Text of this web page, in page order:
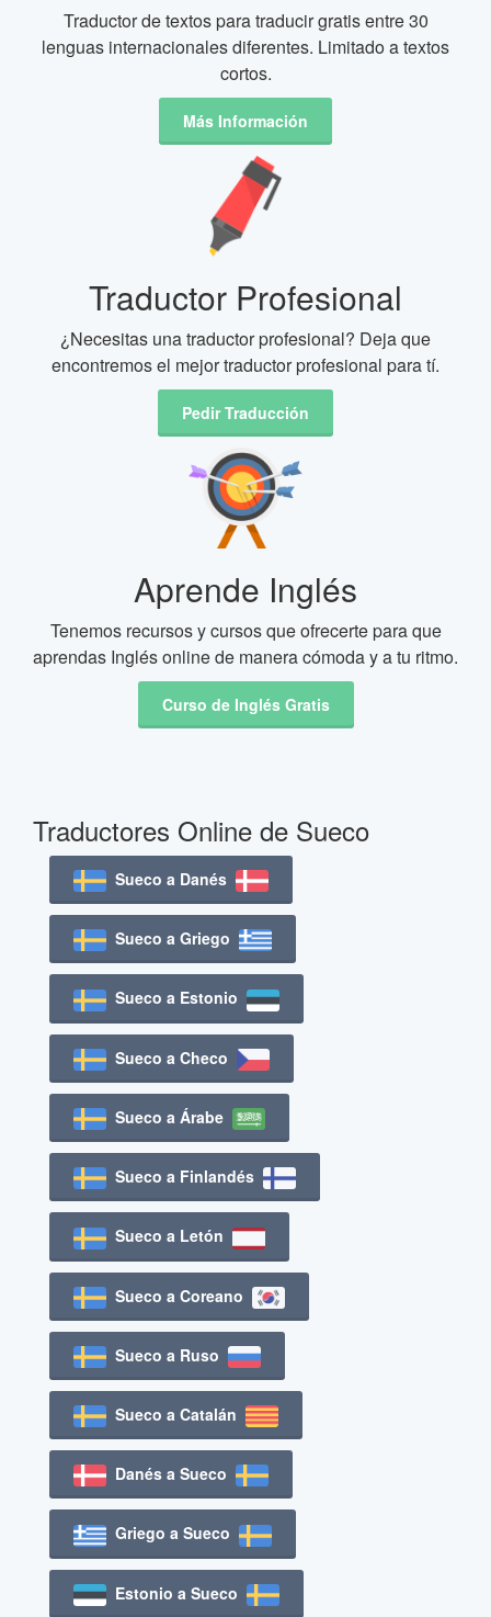
Traductor de textos para traducir gratis entre 30
lenguas internacionales diferentes. Limitado a textos
cortos.
Más Información
Traductor Profesional
¿Necesitas una traductor profesional? Deja que
encontremos el mejor traductor profesional para tí.
Pedir Traducción
Aprende Inglés
Tenemos recursos y cursos que ofrecerte para que
aprendas Inglés online de manera cómoda y a tu ritmo.
Curso de Inglés Gratis
Traductores Online de Sueco
Sueco a Danés
Sueco a Griego
Sueco a Estonio
Sueco a Checo
Sueco a Árabe
Sueco a Finlandés
Sueco a Letón
Sueco a Coreano
Sueco a Ruso
Sueco a Catalán
Danés a Sueco
Griego a Sueco
Estonio a Sueco